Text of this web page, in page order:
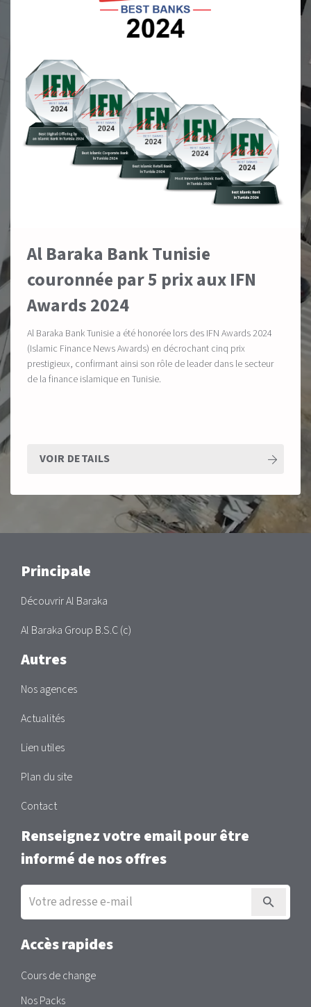
Al Baraka Bank Tunisie
couronnée par 5 prix aux IFN
Awards 2024
Al Baraka Bank Tunisie a été honorée lors des IFN Awards 2024
(Islamic Finance News Awards) en décrochant cinq prix
prestigieux, confirmant ainsi son rôle de leader dans le secteur
de la finance islamique en Tunisie.
VOIR DETAILS
Main
Principale
Découvrir Al Baraka
Al Baraka Group B.S.C (c)
Autres
Nos agences
Actualités
Lien utiles
Plan du site
Contact
Renseignez votre email pour être
informé de nos offres
Inscription
la
newsletter
Accès rapides
Cours de change
Nos Packs